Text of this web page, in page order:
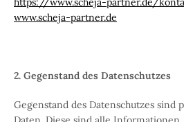
www.scheja-partner.de
2. Gegenstand des Datenschutzes
Gegenstand des Datenschutzes sind